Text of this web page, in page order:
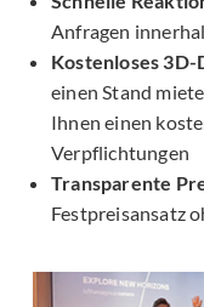
Anfragen
Kostenloses 3D-
einen Stand
Ihnen einen
Verpflichtungen
Transparente
Festpreisansatz